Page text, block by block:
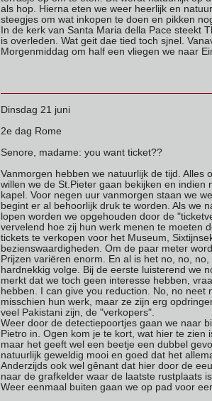
als hop. Hierna eten we weer heerlijk en
steegjes om wat inkopen te doen en pikken
In de kerk van Santa Maria della Pace steekt
is overleden. Wat geit dae tied toch sjnel.
Morgenmiddag om half een vliegen we naar
Dinsdag 21 juni
2e dag Rome
Senore, madame: you want ticket??
Vanmorgen hebben we natuurlijk de tijd. Alles
willen we de St.Pieter gaan bekijken en indien
kapel. Voor negen uur vanmorgen staan we
begint er al behoorlijk druk te worden. Als we
lopen worden we opgehouden door de
vervelend hoe zij hun werk menen te moeten
tickets te verkopen voor het Museum,
bezienswaardigheden. Om de paar meter
Prijzen variëren enorm. En al is het no, no, no,
hardnekkig volge. Bij de eerste luisterend we
merkt dat we toch geen interesse hebben,
hebben. I can give you reduction. No, no neet
misschien hun werk, maar ze zijn erg
veel Pakistani zijn, de "verkopers".
Weer door de detectiepoortjes gaan we naar
Pietro in. Ogen kom je te kort, wat hier te zien
maar het geeft wel een beetje een dubbel
natuurlijk geweldig mooi en goed dat het
Anderzijds ook wel gênant dat hier door de
naar de grafkelder waar de laatste rustplaats
Weer eenmaal buiten gaan we op pad voor